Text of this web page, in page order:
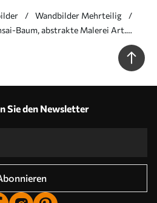
Wandbilder Mehrteilig
Baum, abstrakte Malerei Art.
Sie den Newsletter